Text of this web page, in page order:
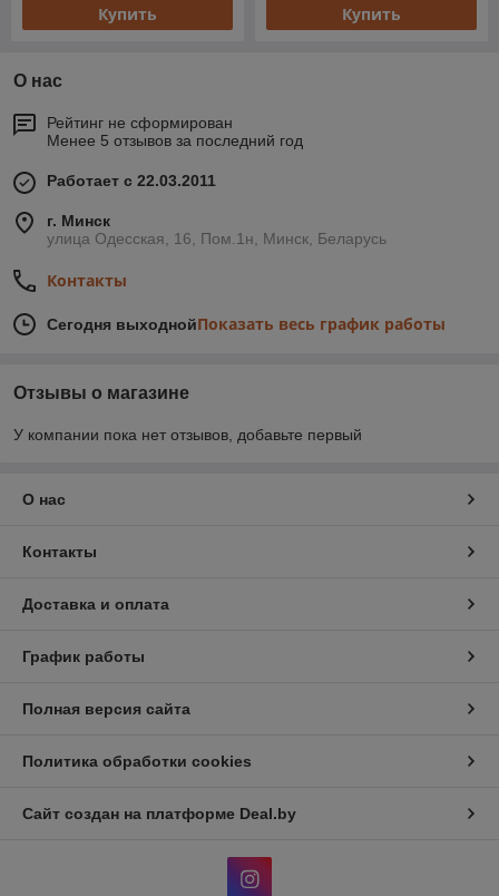
Купить Купить
О нас
Рейтинг не сформирован
Менее 5 отзывов за последний год
Работает с 22.03.2011
г. Минск
улица Одесская, 16, Пом.1н, Минск, Беларусь
Контакты
Сегодня выходнойПоказать весь график работы
Отзывы о магазине
У компании пока нет отзывов, добавьте первый
О нас
Контакты
Доставка и оплата
График работы
Полная версия сайта
Политика обработки cookies
Сайт создан на платформе Deal.by